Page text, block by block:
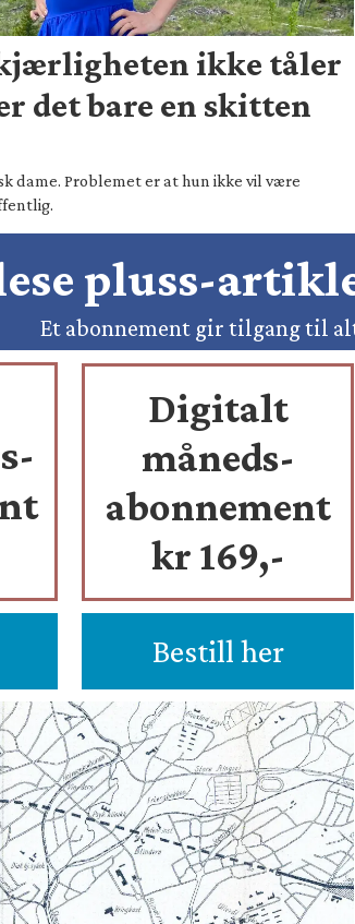
kjærligheten ikke tåler
det bare en skitten
dame. Problemet er at hun ikke vil være
pluss-
Et abonnement gir tilgang til
Digitalt
måneds-
abonnement
kr 169,-
Bestill her